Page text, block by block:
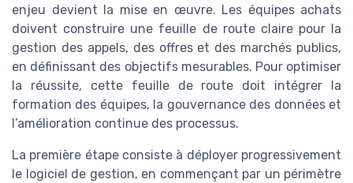
enjeu devient la mise en œuvre. Les équipes achats
doivent construire une feuille de route claire pour la
gestion des appels, des offres et des marchés publics,
en définissant des objectifs mesurables. Pour optimiser
la réussite, cette feuille de route doit intégrer la
formation des équipes, la gouvernance des données et
l’amélioration continue des processus.
La première étape consiste à déployer progressivement
le logiciel de gestion, en commençant par un périmètre